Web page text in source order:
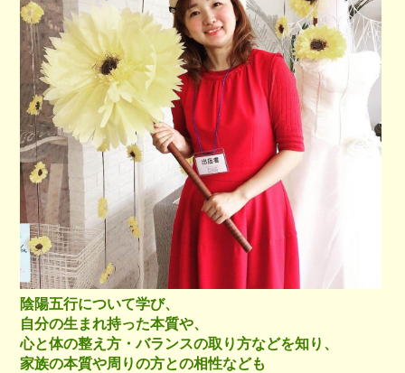
陰陽五行について学び、
自分の生まれ持った本質や、
心と体の整え方・バランスの取り方などを知り、
家族の本質や周りの方との相性なども